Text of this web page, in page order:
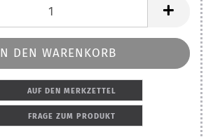
AUF DEN MERKZETTEL
FRAGE ZUM PRODUKT